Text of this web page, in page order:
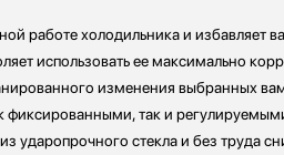
работе холодильника и избавляет
использовать ее максимально
изменения выбранных
фиксированными, так и
ударопрочного стекла и без труда